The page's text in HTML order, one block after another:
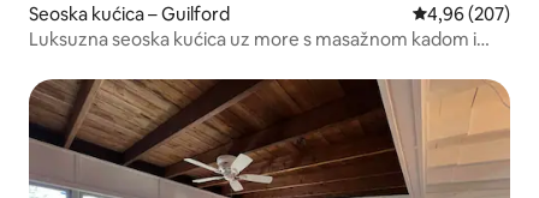
Seoska kućica – Guilford Prosječna
4,96 (207)
Luksuzna seoska kućica uz more s masažnom kadom i